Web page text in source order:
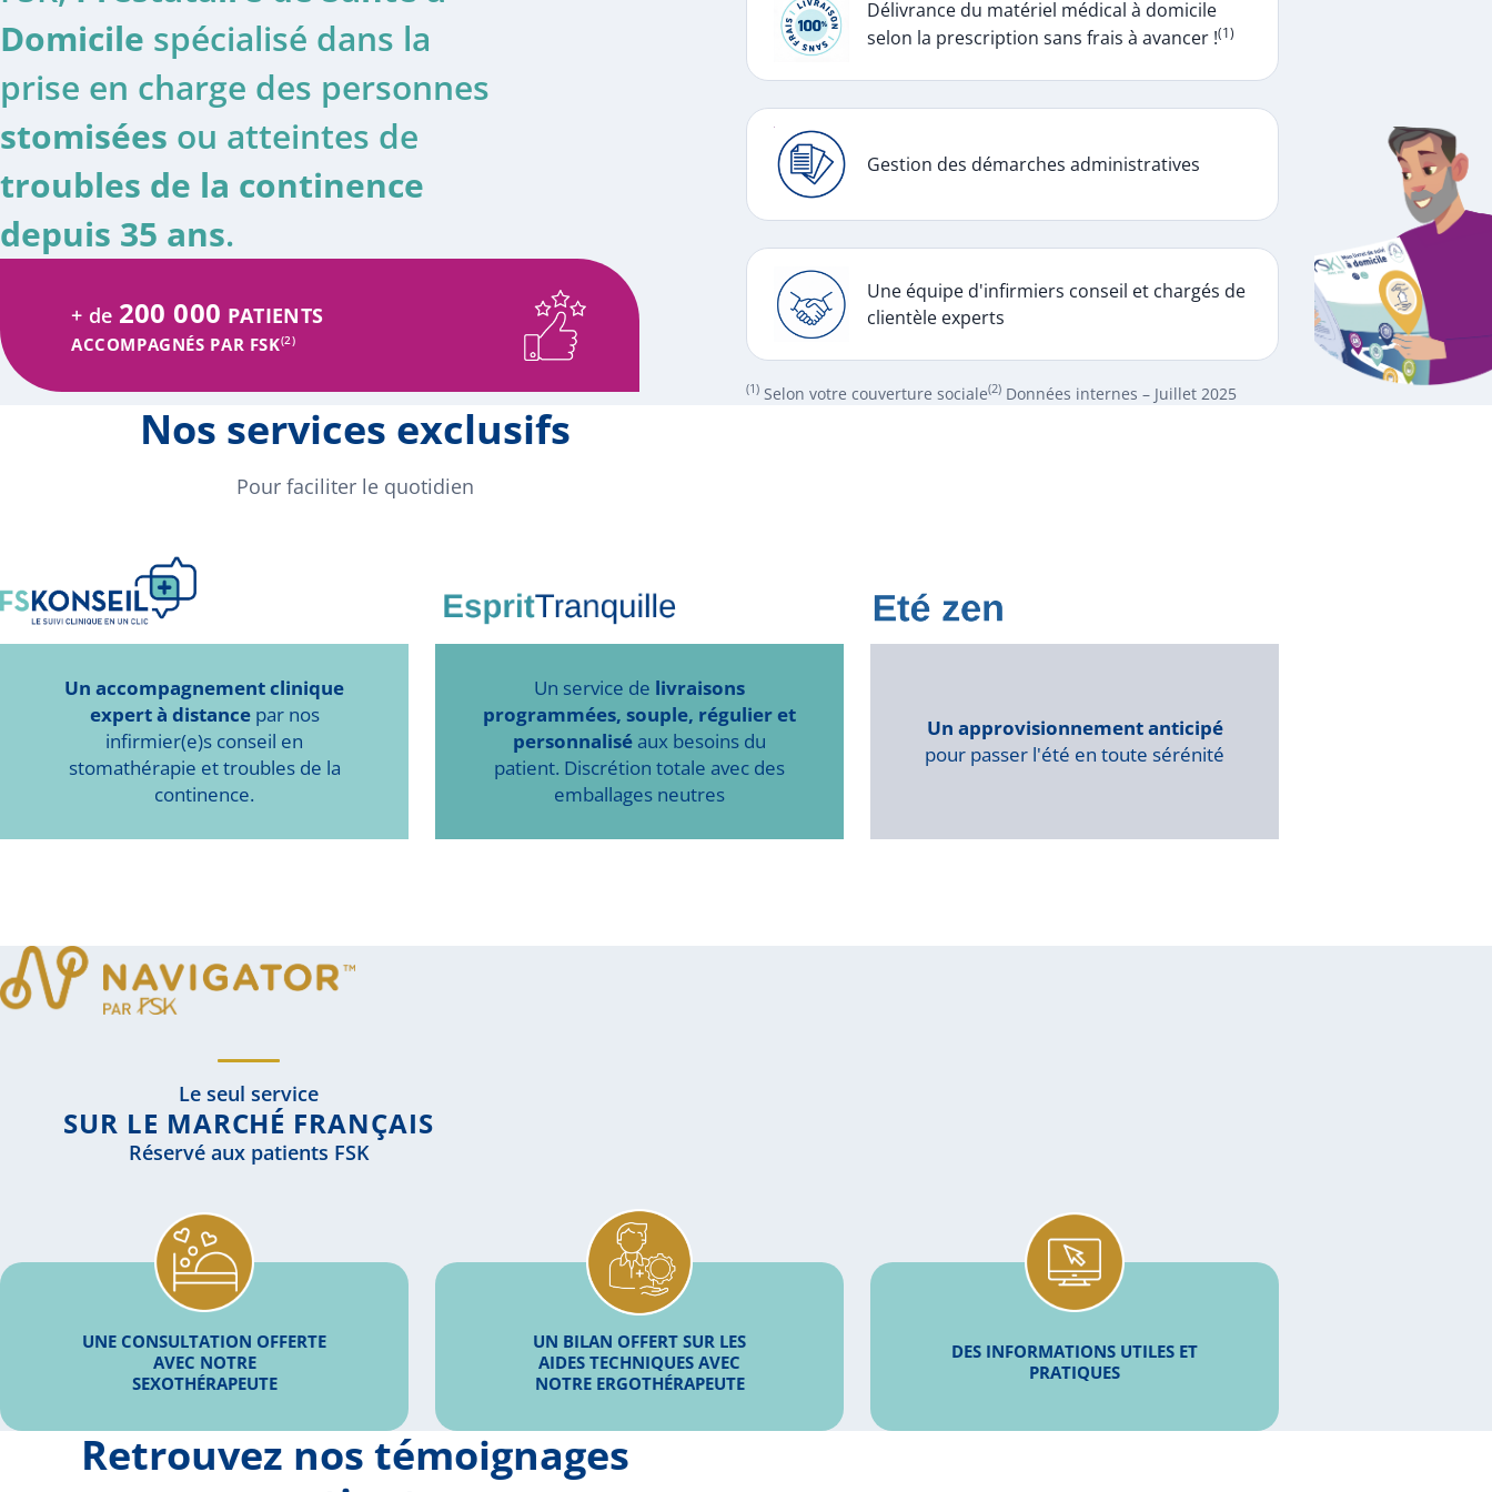
Domicile spécialisé dans la
prise en charge des personnes
stomisées ou atteintes de
troubles de la continence
depuis 35 ans.
+ de 200 000 PATIENTS
ACCOMPAGNÉS PAR FSK(2)
Délivrance du matériel médical à domicile
selon la prescription sans frais à avancer !(1)
Gestion des démarches administratives
Une équipe d'infirmiers conseil et chargés de
clientèle experts
(1)Selon votre couverture sociale(2)Données internes – Juillet 2025
Nos services exclusifs
Pour faciliter le quotidien
Un accompagnement clinique
expert à distancepar nos
infirmier(e)s conseil en
stomathérapie et troubles de la
continence.
Un service de livraisons
programmées, souple, régulier et
personnalisé aux besoins du
patient. Discrétion totale avec des
emballages neutres
Un approvisionnement anticipé
pour passer l'été en toute sérénité
Le seul service
SUR LE MARCHÉ FRANÇAIS
Réservé aux patients FSK
UNE CONSULTATION OFFERTE
AVEC NOTRE
SEXOTHÉRAPEUTE
UN BILAN OFFERT SUR LES
AIDES TECHNIQUES AVEC
NOTRE ERGOTHÉRAPEUTE
DES INFORMATIONS UTILES ET
PRATIQUES
Retrouvez nos témoignages